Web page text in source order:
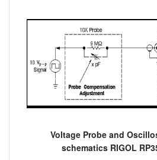
Voltage Probe and
schematics RIGOL